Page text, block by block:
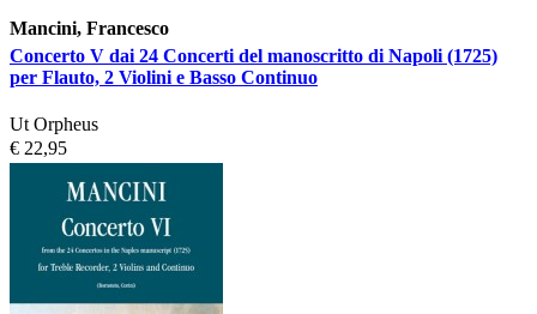
Mancini, Francesco
Concerto V dai 24 Concerti del manoscritto di Napoli (1725)
per Flauto, 2 Violini e Basso Continuo
Ut Orpheus
€ 22,95